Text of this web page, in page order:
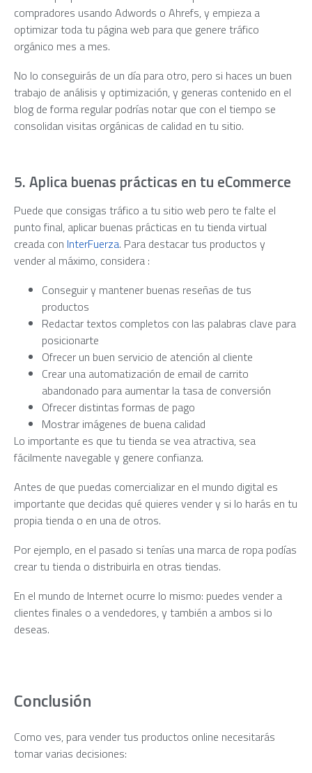
compradores usando Adwords o Ahrefs, y empieza a
optimizar toda tu página web para que genere tráfico
orgánico mes a mes.
No lo conseguirás de un día para otro, pero si haces un buen
trabajo de análisis y optimización, y generas contenido en el
blog de forma regular podrías notar que con el tiempo se
consolidan visitas orgánicas de calidad en tu sitio.
5. Aplica buenas prácticas en tu eCommerce
Puede que consigas tráfico a tu sitio web pero te falte el
punto final, aplicar buenas prácticas en tu tienda virtual
creada con InterFuerza. Para destacar tus productos y
vender al máximo, considera :
Conseguir y mantener buenas reseñas de tus
productos
Redactar textos completos con las palabras clave para
posicionarte
Ofrecer un buen servicio de atención al cliente
Crear una automatización de email de carrito
abandonado para aumentar la tasa de conversión
Ofrecer distintas formas de pago
Mostrar imágenes de buena calidad
Lo importante es que tu tienda se vea atractiva, sea
fácilmente navegable y genere confianza.
Antes de que puedas comercializar en el mundo digital es
importante que decidas qué quieres vender y si lo harás en tu
propia tienda o en una de otros.
Por ejemplo, en el pasado si tenías una marca de ropa podías
crear tu tienda o distribuirla en otras tiendas.
En el mundo de Internet ocurre lo mismo: puedes vender a
clientes finales o a vendedores, y también a ambos si lo
deseas.
Conclusión
Como ves, para vender tus productos online necesitarás
tomar varias decisiones: